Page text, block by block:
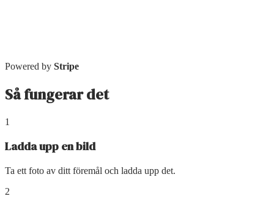
Powered by Stripe
Så fungerar det
1
Ladda upp en bild
Ta ett foto av ditt föremål och ladda upp det.
2